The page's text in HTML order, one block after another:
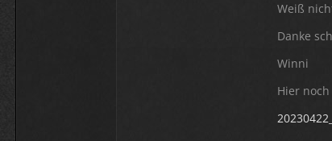
Weiß
Danke
Winni
Hier